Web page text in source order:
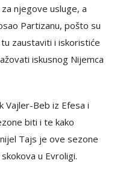
njegove usluge, a
Partizanu, pošto su
zaustaviti i iskoristiće
iskusnog Nijemca
Vajler-Beb iz Efesa i
biti i te kako
Tajs je ove sezone
u Evroligi.